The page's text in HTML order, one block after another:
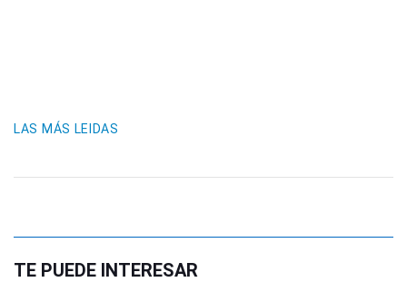
LAS MÁS LEIDAS
TE PUEDE INTERESAR